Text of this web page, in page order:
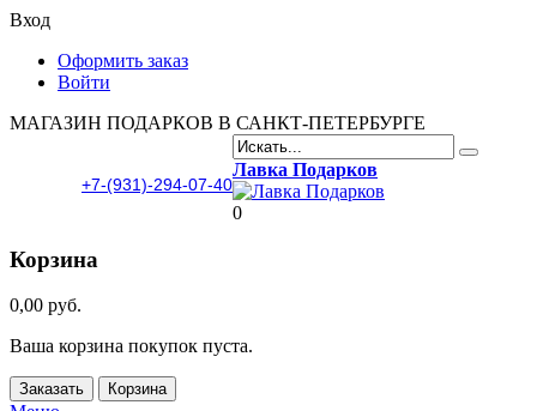
Вход
Оформить заказ
Войти
МАГАЗИН ПОДАРКОВ В САНКТ-ПЕТЕРБУРГЕ
+7-(931)-294-07-40
Лавка Подарков
0
Корзина
0,00 руб.
Ваша корзина покупок пуста.
Заказать Корзина